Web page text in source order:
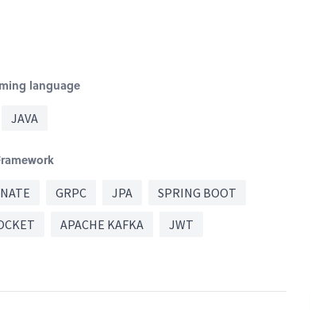
language
JAVA
GRPC JPA
SPRING BOOT
APACHE KAFKA JWT